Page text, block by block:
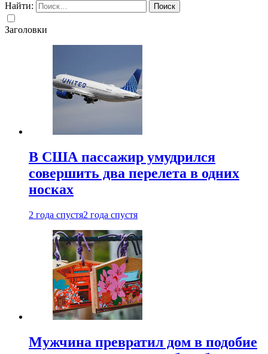
Найти:
Заголовки
В США пассажир умудрился
совершить два перелета в одних
носках
2 года спустя2 года спустя
Мужчина превратил дом в подобие